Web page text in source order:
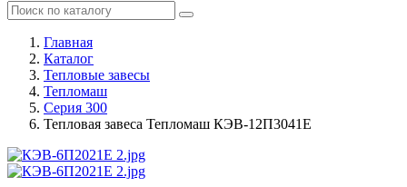
Главная
Каталог
Тепловые завесы
Тепломаш
Серия 300
Тепловая завеса Тепломаш КЭВ-12П3041Е